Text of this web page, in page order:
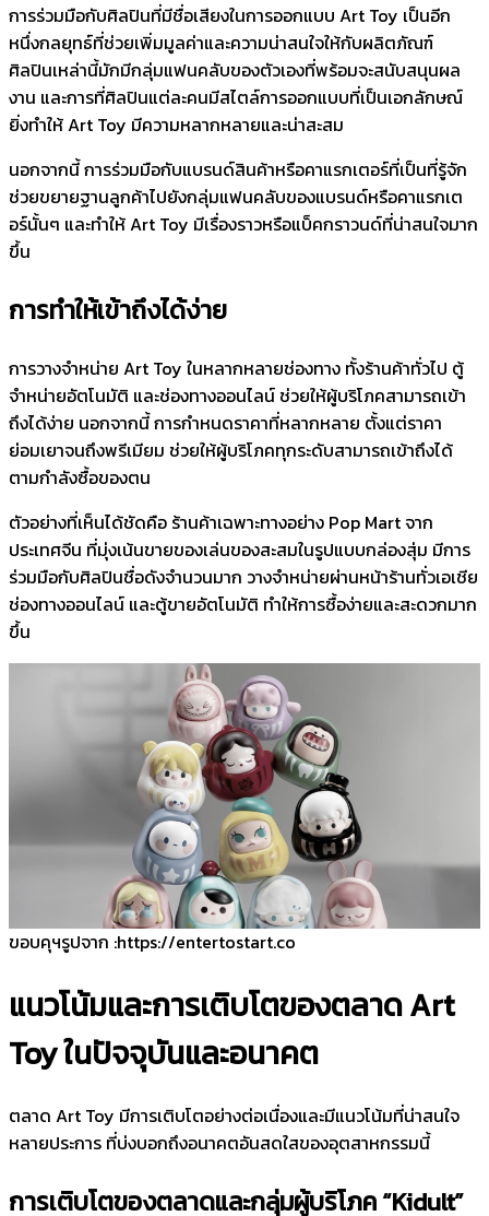
การร่วมมือกับศิลปินที่มีชื่อเสียงในการออกแบบ Art Toy เป็นอีก
หนึ่งกลยุทธ์ที่ช่วยเพิ่มมูลค่าและความน่าสนใจให้กับผลิตภัณฑ์
ศิลปินเหล่านี้มักมีกลุ่มแฟนคลับของตัวเองที่พร้อมจะสนับสนุนผล
งาน และการที่ศิลปินแต่ละคนมีสไตล์การออกแบบที่เป็นเอกลักษณ์
ยิ่งทำให้ Art Toy มีความหลากหลายและน่าสะสม
นอกจากนี้ การร่วมมือกับแบรนด์สินค้าหรือคาแรกเตอร์ที่เป็นที่รู้จัก
ช่วยขยายฐานลูกค้าไปยังกลุ่มแฟนคลับของแบรนด์หรือคาแรกเต
อร์นั้นๆ และทำให้ Art Toy มีเรื่องราวหรือแบ็คกราวนด์ที่น่าสนใจมาก
ขึ้น
การทำให้เข้าถึงได้ง่าย
การวางจำหน่าย Art Toy ในหลากหลายช่องทาง ทั้งร้านค้าทั่วไป ตู้
จำหน่ายอัตโนมัติ และช่องทางออนไลน์ ช่วยให้ผู้บริโภคสามารถเข้า
ถึงได้ง่าย นอกจากนี้ การกำหนดราคาที่หลากหลาย ตั้งแต่ราคา
ย่อมเยาจนถึงพรีเมียม ช่วยให้ผู้บริโภคทุกระดับสามารถเข้าถึงได้
ตามกำลังซื้อของตน
ตัวอย่างที่เห็นได้ชัดคือ ร้านค้าเฉพาะทางอย่าง Pop Mart จาก
ประเทศจีน ที่มุ่งเน้นขายของเล่นของสะสมในรูปแบบกล่องสุ่ม มีการ
ร่วมมือกับศิลปินชื่อดังจำนวนมาก วางจำหน่ายผ่านหน้าร้านทั่วเอเชีย
ช่องทางออนไลน์ และตู้ขายอัตโนมัติ ทำให้การซื้อง่ายและสะดวกมาก
ขึ้น
ขอบคุฯรูปจาก :https://entertostart.co
แนวโน้มและการเติบโตของตลาด Art
Toy ในปัจจุบันและอนาคต
ตลาด Art Toy มีการเติบโตอย่างต่อเนื่องและมีแนวโน้มที่น่าสนใจ
หลายประการ ที่บ่งบอกถึงอนาคตอันสดใสของอุตสาหกรรมนี้
การเติบโตของตลาดและกลุ่มผู้บริโภค “Kidult”